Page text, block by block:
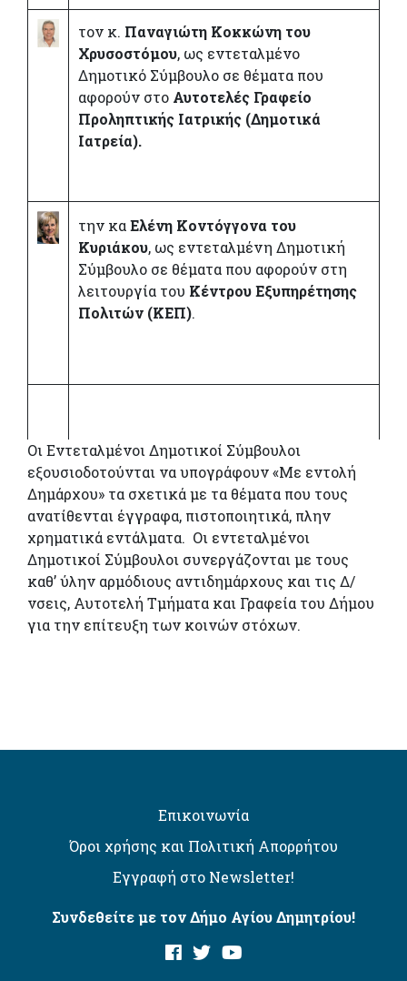
τον κ. Παναγιώτη Κοκκώνη του
Χρυσοστόμου, ως εντεταλμένο
Δημοτικό Σύμβουλο σε θέματα που
αφορούν στο Αυτοτελές Γραφείο
Προληπτικής Ιατρικής (Δημοτικά
Ιατρεία).
την καΕλένη Κοντόγγονα του
Κυριάκου, ως εντεταλμένη Δημοτική
Σύμβουλο σε θέματα που αφορούν στη
λειτουργία του Κέντρου Εξυπηρέτησης
Πολιτών (ΚΕΠ).
Οι Εντεταλμένοι Δημοτικοί Σύμβουλοι
εξουσιοδοτούνται να υπογράφουν «Με εντολή
Δημάρχου» τα σχετικά με τα θέματα που τους
ανατίθενται έγγραφα, πιστοποιητικά, πλην
χρηματικά εντάλματα. Οι εντεταλμένοι
Δημοτικοί Σύμβουλοι συνεργάζονται με τους
καθ’ ύλην αρμόδιους αντιδημάρχους και τις Δ/
νσεις, Αυτοτελή Τμήματα και Γραφεία του Δήμου
για την επίτευξη των κοινών στόχων.
Επικοινωνία
Όροι χρήσης και Πολιτική Απορρήτου
Εγγραφή στο Newsletter!
Συνδεθείτε με τον Δήμο Αγίου Δημητρίου!